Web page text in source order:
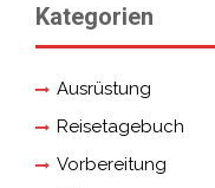
Kategorien
Ausrüstung
Reisetagebuch
Vorbereitung